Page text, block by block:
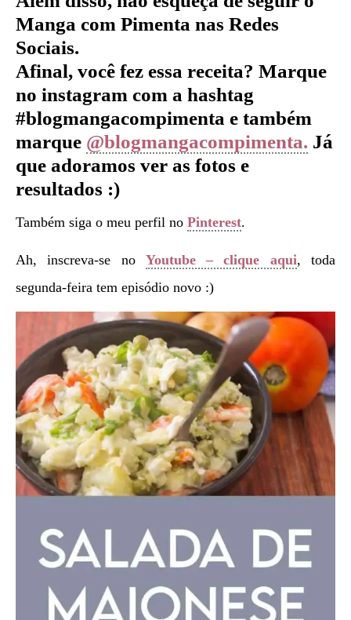
Manga com Pimenta nas Redes
Sociais.
Afinal, você fez essa receita? Marque
no instagram com a hashtag
#blogmangacompimenta e também
marque @blogmangacompimenta. Já
que adoramos ver as fotos e
resultados :)
Também siga o meu perfil no Pinterest.
Ah, inscreva-se no Youtube – clique aqui, toda
segunda-feira tem episódio novo :)